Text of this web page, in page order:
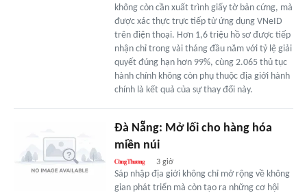
không còn cần xuất trình giấy tờ bản cứng, mà
được xác thực trực tiếp từ ứng dụng VNeID
trên điện thoại. Hơn 1,6 triệu hồ sơ được tiếp
nhận chỉ trong vài tháng đầu năm với tỷ lệ giải
quyết đúng hạn hơn 99%, cùng 2.065 thủ tục
hành chính không còn phụ thuộc địa giới hành
chính là kết quả của sự thay đổi này.
Đà Nẵng: Mở lối cho hàng hóa
miền núi
3 giờ
Sáp nhập địa giới không chỉ mở rộng về không
gian phát triển mà còn tạo ra những cơ hội